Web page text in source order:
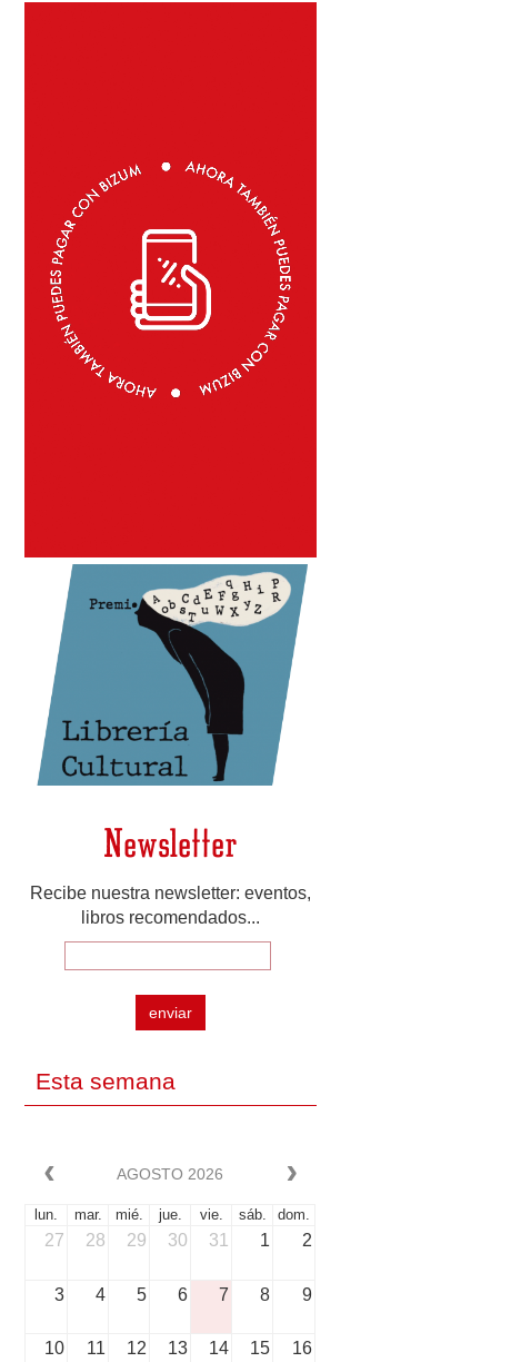
Newsletter
Recibe nuestra newsletter: eventos,
libros recomendados...
enviar
Esta semana
AGOSTO 2026
lun. mar. mié. jue. vie. sáb. dom.
27 28 29 30 31 1 2
3 4 5 6 7 8 9
10 11 12 13 14 15 16